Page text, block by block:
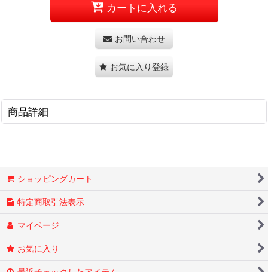
カートに入れる
お問い合わせ
お気に入り登録
商品詳細
ショッピングカート
特定商取引法表示
マイページ
お気に入り